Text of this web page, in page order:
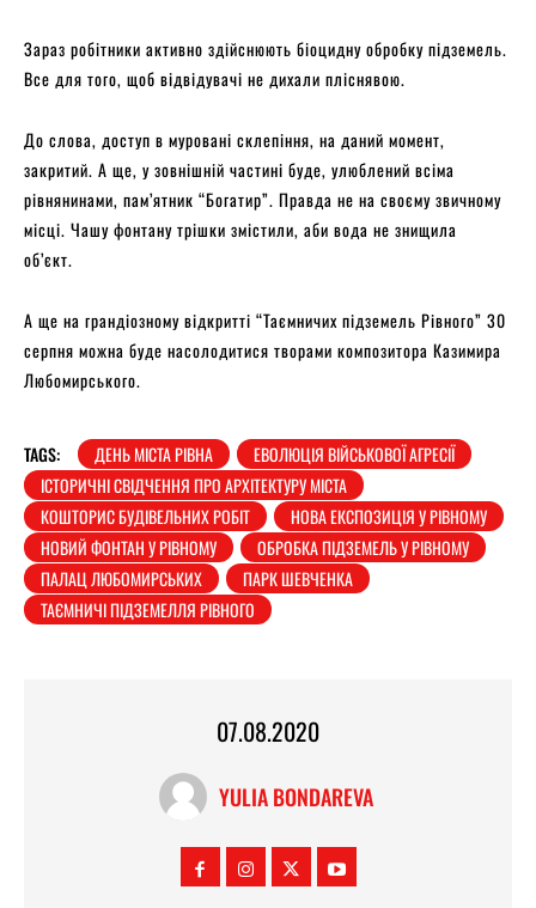
Зараз робітники активно здійснюють біоцидну обробку підземель.
Все для того, щоб відвідувачі не дихали пліснявою.
До слова, доступ в муровані склепіння, на даний момент,
закритий. А ще, у зовнішній частині буде, улюблений всіма
рівнянинами, пам’ятник “Богатир”. Правда не на своєму звичному
місці. Чашу фонтану трішки змістили, аби вода не знищила
об’єкт.
А ще на грандіозному відкритті “Таємничих підземель Рівного” 30
серпня можна буде насолодитися творами композитора Казимира
Любомирського.
TAGS: ДЕНЬ МІСТА РІВНА
ЕВОЛЮЦІЯ ВІЙСЬКОВОЇ АГРЕСІЇ
ІСТОРИЧНІ СВІДЧЕННЯ ПРО АРХІТЕКТУРУ МІСТА
КОШТОРИС БУДІВЕЛЬНИХ РОБІТ
НОВА ЕКСПОЗИЦІЯ У РІВНОМУ
НОВИЙ ФОНТАН У РІВНОМУ
ОБРОБКА ПІДЗЕМЕЛЬ У РІВНОМУ
ПАЛАЦ ЛЮБОМИРСЬКИХ
ПАРК ШЕВЧЕНКА
ТАЄМНИЧІ ПІДЗЕМЕЛЛЯ РІВНОГО
07.08.2020
YULIA BONDAREVA